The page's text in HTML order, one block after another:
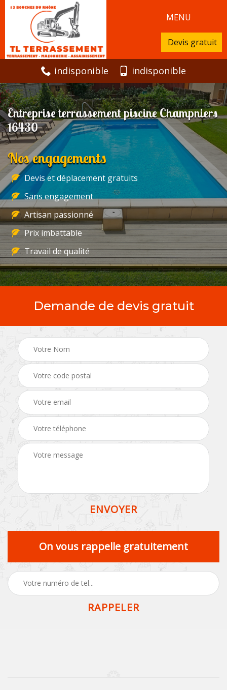
MENU
Devis gratuit
indisponible indisponible
Entreprise terrassement piscine Champniers
16430
Nos engagements
Devis et déplacement gratuits
Sans engagement
Artisan passionné
Prix imbattable
Travail de qualité
Demande de devis gratuit
On vous rappelle gratuitement